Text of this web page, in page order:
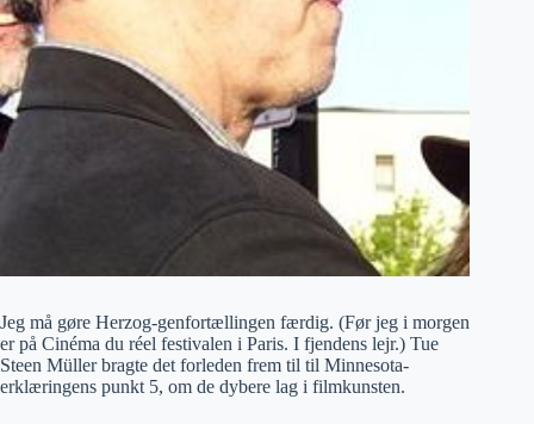
Jeg må gøre Herzog-genfortællingen færdig. (Før jeg i morgen
er på Cinéma du réel festivalen i Paris. I fjendens lejr.) Tue
Steen Müller bragte det forleden frem til til Minnesota-
erklæringens punkt 5, om de dybere lag i filmkunsten.